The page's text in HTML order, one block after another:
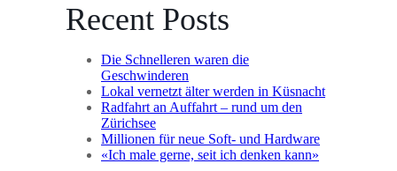
Recent Posts
Die Schnelleren waren die
Geschwinderen
Lokal vernetzt älter werden in Küsnacht
Radfahrt an Auffahrt – rund um den
Zürichsee
Millionen für neue Soft- und Hardware
«Ich male gerne, seit ich denken kann»